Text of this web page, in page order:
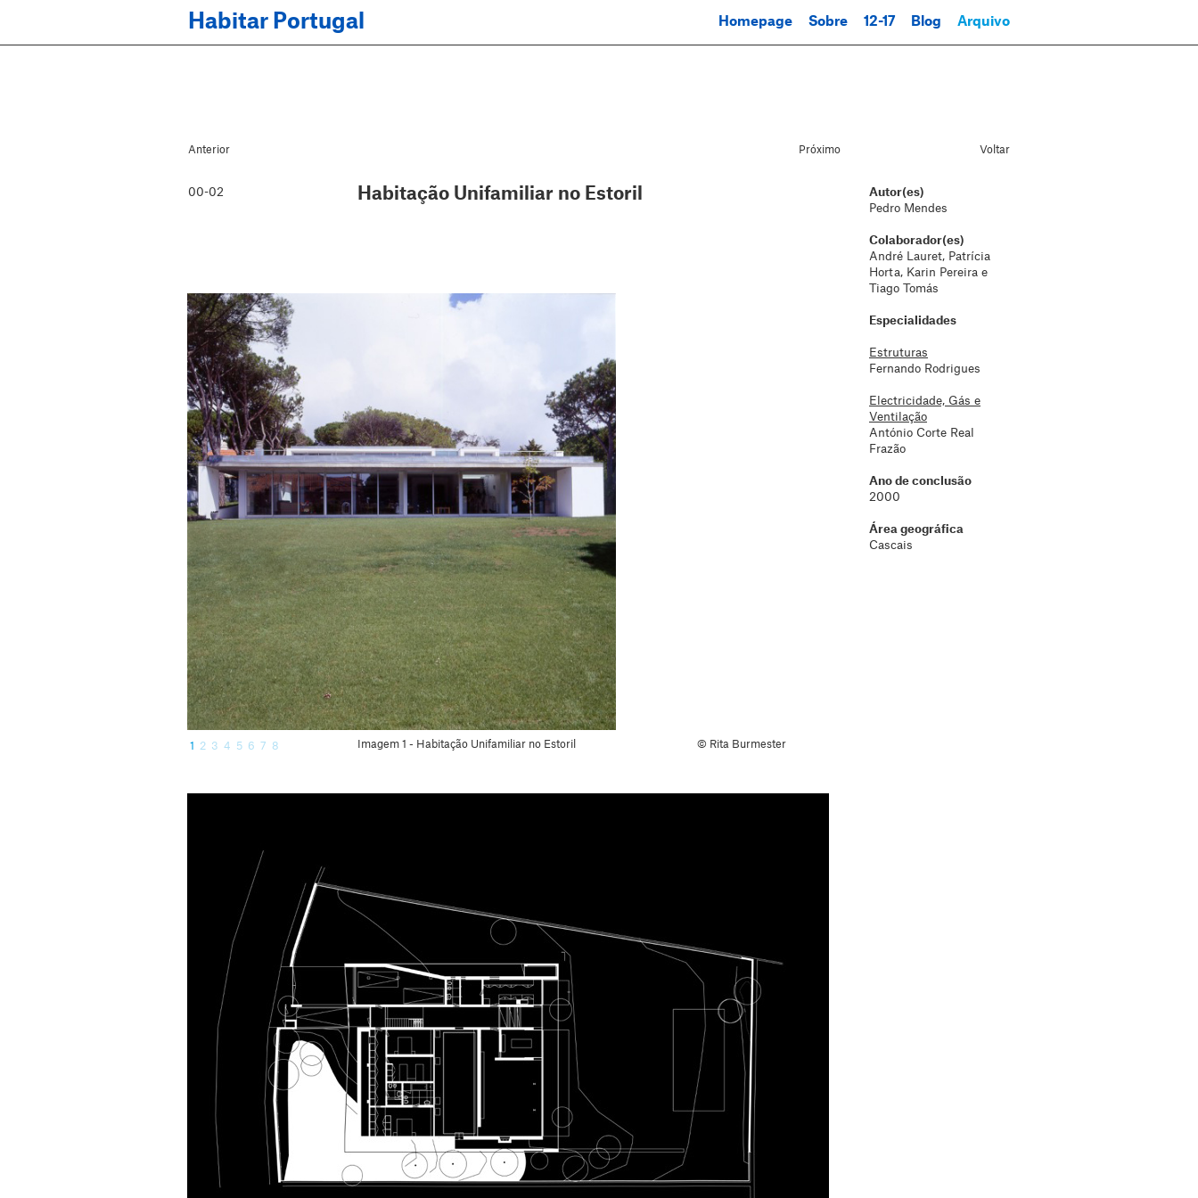
Habitar Portugal Homepage Sobre 12-17 Blog Arquivo
Anterior Voltar
Próximo
00-02 Habitação Unifamiliar no Estoril
Imagem 1 - Habitação Unifamiliar no Estoril © Rita Burmester
1 2 3 4 5 6 7 8
Autor(es)
Pedro Mendes
Colaborador(es)
André Lauret, Patrícia
Horta, Karin Pereira e
Tiago Tomás
Especialidades
Estruturas
Fernando Rodrigues
Electricidade, Gás e
Ventilação
António Corte Real
Frazão
Ano de conclusão
2000
Área geográfica
Cascais